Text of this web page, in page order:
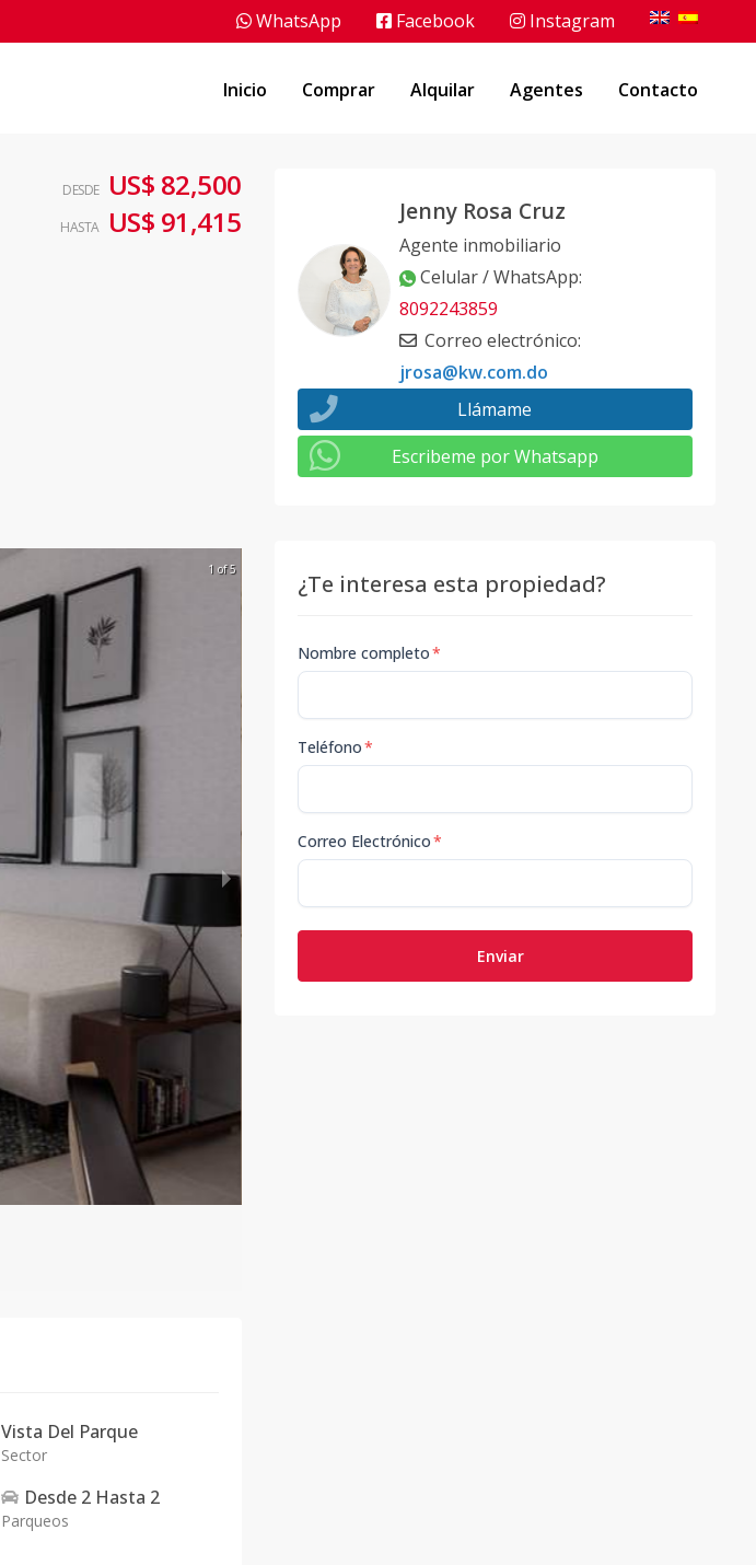
WhatsApp Facebook Instagram
Inicio Comprar Alquilar Agentes Contacto
DESDE US$ 82,500
HASTA US$ 91,415
1 of 5
Vista Del Parque
Sector
Desde 2 Hasta 2
Parqueos
Jenny Rosa Cruz
Agente inmobiliario
Celular / WhatsApp:
8092243859
Correo electrónico:
jrosa@kw.com.do
Llámame
Escribeme por Whatsapp
¿Te interesa esta propiedad?
Nombre completo*
Teléfono*
Correo Electrónico*
Enviar